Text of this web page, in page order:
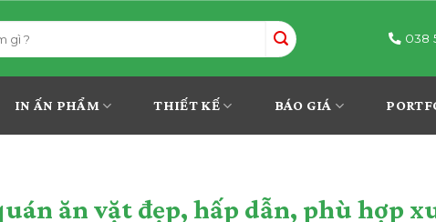
038
IN ẤN PHẨM THIẾT KẾ BÁO GIÁ
ăn vặt đẹp, hấp dẫn, phù hợp